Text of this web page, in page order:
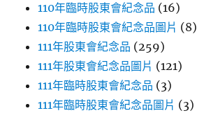
110年臨時股東會紀念品 (16)
110年臨時股東會紀念品圖片 (8)
111年股東會紀念品 (259)
111年股東會紀念品圖片 (121)
111年臨時股東會紀念品 (3)
111年臨時股東會紀念品圖片 (3)